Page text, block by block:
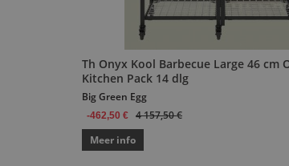
Th Onyx Kool Barbecue Large 46 cm
Kitchen Pack 14 dlg
Big Green Egg
-462,50 € 4 157,50 €
Meer info